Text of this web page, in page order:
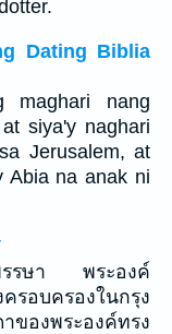
Dating Biblia
maghari nang
siya'y naghari
Jerusalem, at
Abia na anak ni
พรรษา พระองค์
รอบครองในกรุง
องพระองค์ทรง